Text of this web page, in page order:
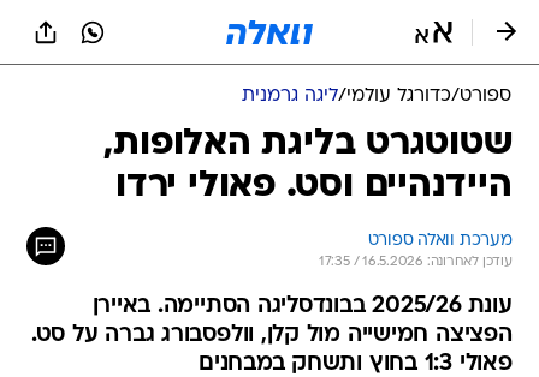
ספורט/כדורגל עולמי/ליגה גרמנית
שטוטגרט בליגת האלופות,
היידנהיים וסט. פאולי ירדו
מערכת וואלה ספורט
עודכן לאחרונה: 16.5.2026 / 17:35
עונת 2025/26 בבונדסליגה הסתיימה. באיירן
הפציצה חמישייה מול קלן, וולפסבורג גברה על סט.
פאולי 1:3 בחוץ ותשחק במבחנים